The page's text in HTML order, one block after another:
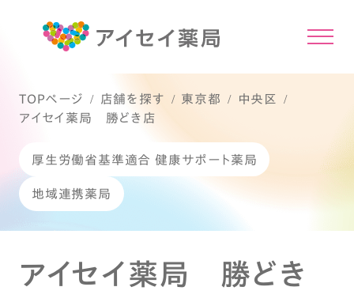
TOPページ 店舗を探す 東京都
中央区
アイセイ薬局 勝どき店
厚生労働省基準適合 健康サポート薬局
地域連携薬局
アイセイ薬局 勝どき